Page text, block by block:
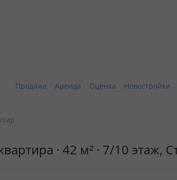
Продажа Аренда Оценка Новостройки
· 42 м² · 7/10 этаж,